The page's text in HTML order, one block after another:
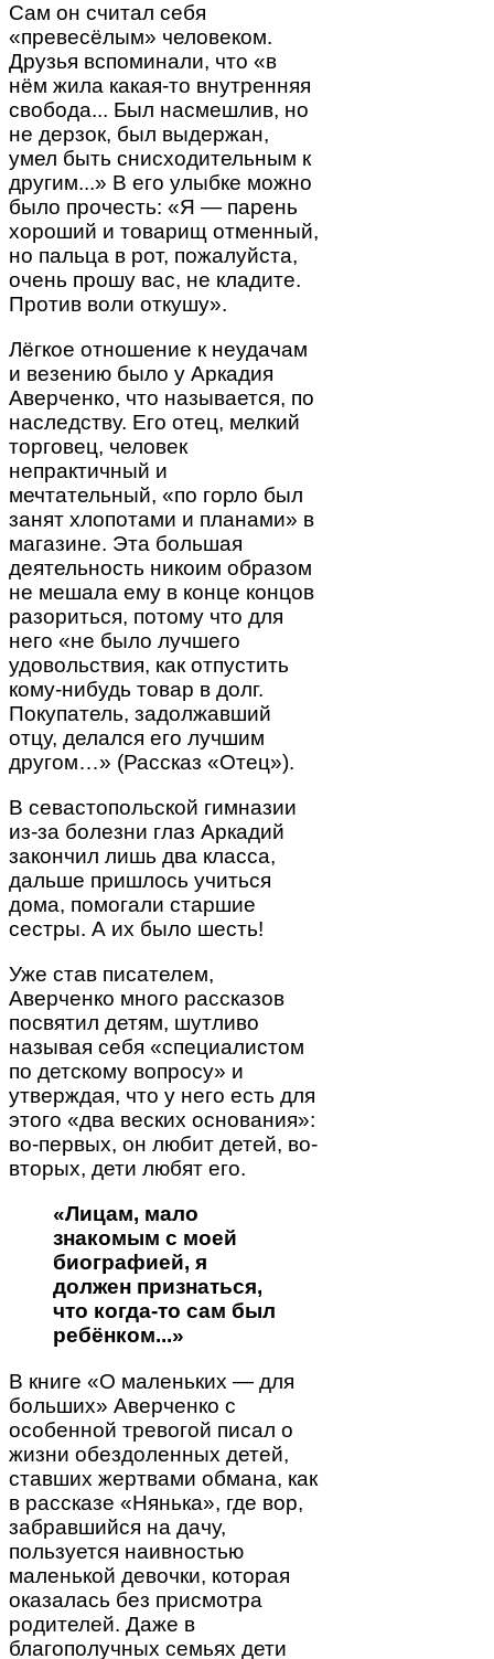
Сам он считал себя
«превесёлым» человеком.
Друзья вспоминали, что «в
нём жила какая-то внутренняя
свобода... Был насмешлив, но
не дерзок, был выдержан,
умел быть снисходительным к
другим...» В его улыбке можно
было прочесть: «Я — парень
хороший и товарищ отменный,
но пальца в рот, пожалуйста,
очень прошу вас, не кладите.
Против воли откушу».
Лёгкое отношение к неудачам
и везению было у Аркадия
Аверченко, что называется, по
наследству. Его отец, мелкий
торговец, человек
непрактичный и
мечтательный, «по горло был
занят хлопотами и планами» в
магазине. Эта большая
деятельность никоим образом
не мешала ему в конце концов
разориться, потому что для
него «не было лучшего
удовольствия, как отпустить
кому-нибудь товар в долг.
Покупатель, задолжавший
отцу, делался его лучшим
другом…» (Рассказ «Отец»).
В севастопольской гимназии
из-за болезни глаз Аркадий
закончил лишь два класса,
дальше пришлось учиться
дома, помогали старшие
сестры. А их было шесть!
Уже став писателем,
Аверченко много рассказов
посвятил детям, шутливо
называя себя «специалистом
по детскому вопросу» и
утверждая, что у него есть для
этого «два веских основания»:
во-первых, он любит детей, во-
вторых, дети любят его.
«Лицам, мало
знакомым с моей
биографией, я
должен признаться,
что когда-то сам был
ребёнком...»
В книге «О маленьких ― для
больших» Аверченко с
особенной тревогой писал о
жизни обездоленных детей,
ставших жертвами обмана, как
в рассказе «Нянька», где вор,
забравшийся на дачу,
пользуется наивностью
маленькой девочки, которая
оказалась без присмотра
родителей. Даже в
благополучных семьях дети